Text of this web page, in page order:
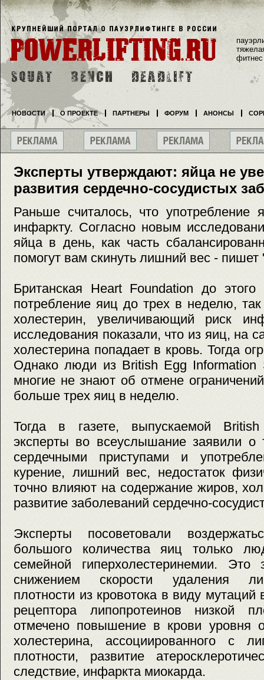
Эксперты утверждают: яйца не
развития сердечно-сосудистых
Раньше считалось, что употребление
инфаркту. Согласно новым
яйца в день, как часть
помогут вам скинуть лишний вес - пишет
Британская Heart Foundation до этого
потребление яиц до трех в неделю,
холестерин, увеличивающий риск
исследования показали, что из яиц, на
холестерина попадает в кровь. Тогда
Однако люди из British Egg Information
многие не знают об отмене
больше трех яиц в неделю.
Тогда в газете, выпускаемой
эксперты во всеуслышание заявили
сердечными приступами и
курение, лишний вес, недостаток
точно влияют на содержание жиров,
развитие заболеваний сердечно-
Эксперты посоветовали
большого количества яиц только
семейной гиперхолестеринемии. Это
снижением скорости удаления
плотности из кровотока в виду мутаций
рецептора липопротеинов низкой
отмечено повышение в крови уровня
холестерина, ассоциированного с
плотности, развитие
следствие, инфаркта миокарда.
фитнес
НОВОСТИ О ПРОЕКТЕ ПАРТНЕРЫ ФОРУМ АНОНСЫ